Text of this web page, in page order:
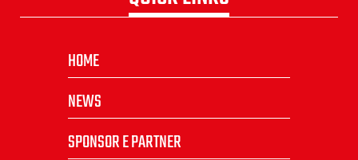
HOME
NEWS
SPONSOR E PARTNER